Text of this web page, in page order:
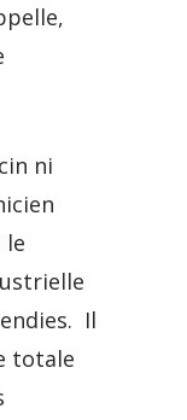
ni
le
Il
totale